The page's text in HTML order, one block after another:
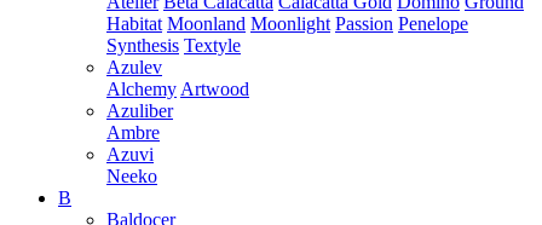
Habitat Moonland Moonlight Passion Penelope
Synthesis Textyle
Azulev
Alchemy Artwood
Azuliber
Ambre
Azuvi
Neeko
B
Baldocer